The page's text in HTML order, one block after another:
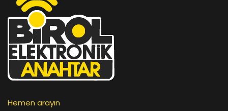
Hemen arayın